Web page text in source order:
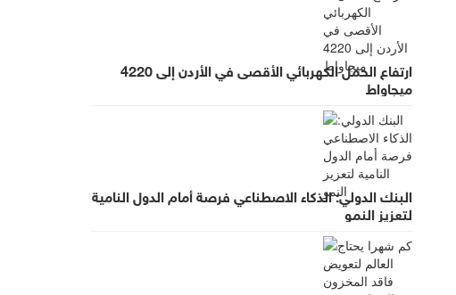
ارتفاع الحمل الكهربائي الأقصى في الأردن إلى 4220
ميجاواط
البنك الدولي: الذكاء الاصطناعي فرصة أمام الدول النامية
لتعزيز النمو